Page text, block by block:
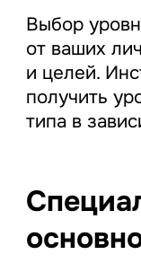
Выбор
от ваших
и целей.
получить
типа в